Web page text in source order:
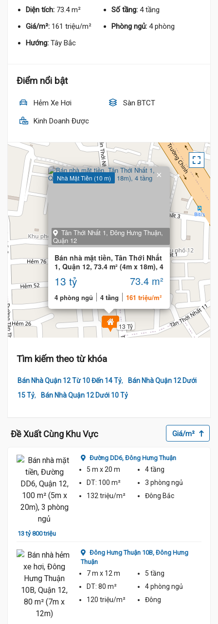
Diện tích: 73.4 m² Số tầng: 4 tầng
Giá/m²: 161 triệu/m² Phòng ngủ: 4 phòng
Hướng: Tây Bắc
Điểm nổi bật
Hẻm Xe Hơi Sàn BTCT
Kinh Doanh Được
13 Tỷ
Nhà Mặt Tiền (10 m)
Tân Thới Nhất 1, Đông Hưng Thuận,
Quận 12
Bán nhà mặt tiền, Tân Thới Nhất
1, Quận 12, 73.4 m² (4m x 18m), 4
13 tỷ 73.4 m²
4 phòng ngủ 4 tầng 161 triệu/m²
×
Tìm kiếm theo từ khóa
Bán Nhà Quận 12 Từ 10 Đến 14 Tỷ,
Bán Nhà Quận 12 Dưới
15 Tỷ, Bán Nhà Quận 12 Dưới 10 Tỷ
Đề Xuất Cùng Khu Vực Giá/m²
13 tỷ 800 triệu
Đường DD6, Đông Hưng Thuận
5 m x 20 m
4 tầng
DT: 100 m² 3 phòng ngủ
132 triệu/m²
Đông Bắc
Đông Hưng Thuận 10B, Đông Hưng
Thuận
7 m x 12 m
5 tầng
DT: 80 m² 4 phòng ngủ
120 triệu/m²
Đông